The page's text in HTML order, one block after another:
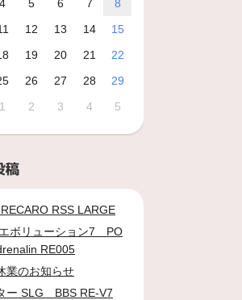
4 5 6 7
8
12 13 14
15
19 20 21
22
26 27 28
29
1 2 3 4 5
稿
RSS LARGE
ボリューション7 PO
RE005
業のお知らせ
ー SLG BBS RE-V7